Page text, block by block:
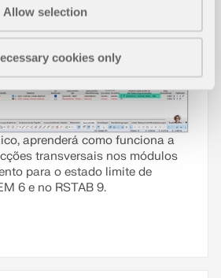
Allow selection
cookies only
aprenderá como funciona a
transversais nos módulos
para o estado limite de
6 e no RSTAB 9.